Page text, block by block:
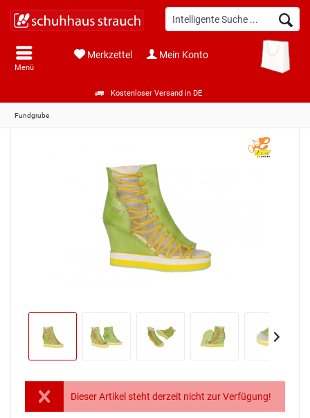
Kostenloser Versand in DE
Menü
Merkzettel Mein Konto
Fundgrube
Dieser Artikel steht derzeit nicht zur Verfügung!